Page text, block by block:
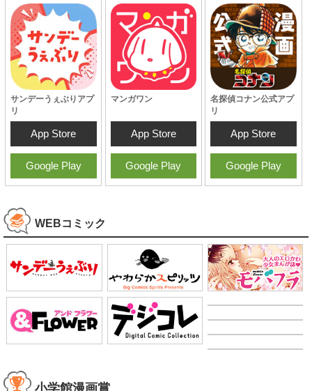
サンデーうぇぶりアプ
リ
App Store
Google Play
マンガワン
App Store
Google Play
名探偵コナン公式アプ
リ
App Store
Google Play
WEBコミック